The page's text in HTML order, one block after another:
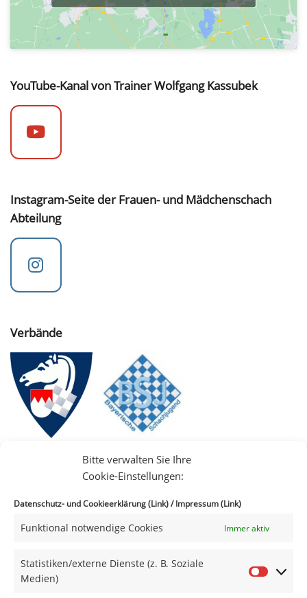
Bitte verwalten Sie Ihre
Cookie-Einstellungen:
Datenschutz- und Cookieerklärung (Link)/Impressum (Link)
Funktional notwendige Cookies Immer aktiv
Statistiken/externe Dienste (z. B. Soziale
Medien)
YouTube-Kanal von Trainer Wolfgang Kassubek
Instagram-Seite der Frauen- und Mädchenschach
Abteilung
Verbände